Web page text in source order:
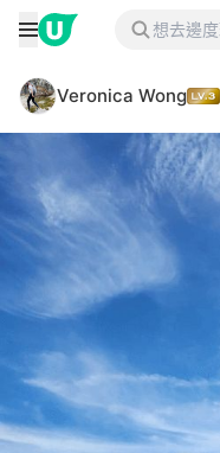
Veronica Wong